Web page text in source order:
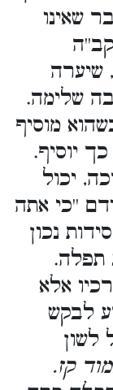
שאינו
שיערה
שלימה.
מוסיף
יוסיף.
יכול
''כי אתה
נכון
תפלה.
אלא
לבקש
לשון
קז.